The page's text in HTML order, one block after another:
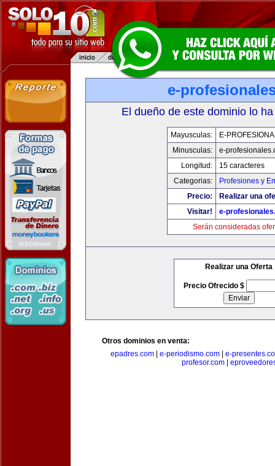
e-
El dueño de este dominio lo
Mayusculas:
E-
Minusculas:
e-
Longitud:
15 caracteres
Categorias:
Profesiones y
Precio:
Realizar una
Visitar!
e-
Serán consideradas
Realizar una Oferta
Precio Ofrecido $
Otros dominios en venta:
epadres.com
e-periodismo.com
e-
profesor.com|